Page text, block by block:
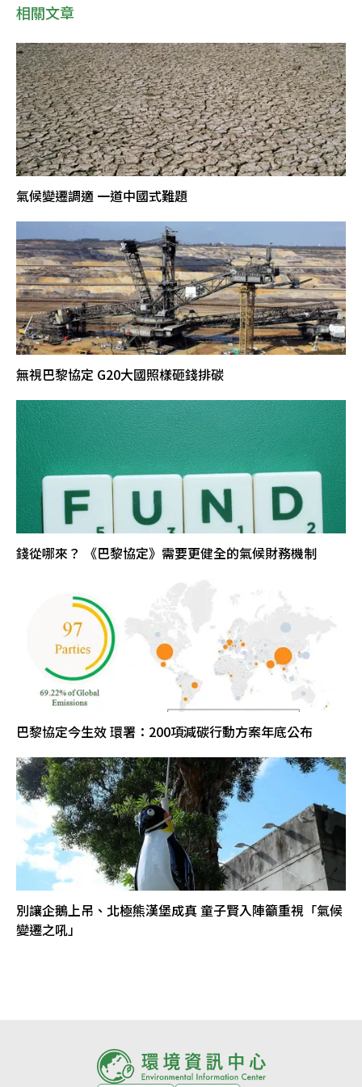
相關文章
氣候變遷調適 一道中國式難題
無視巴黎協定 G20大國照樣砸錢排碳
錢從哪來？ 《巴黎協定》需要更健全的氣候財務機制
巴黎協定今生效 環署：200項減碳行動方案年底公布
別讓企鵝上吊、北極熊漢堡成真 童子賢入陣籲重視「氣候
變遷之吼」